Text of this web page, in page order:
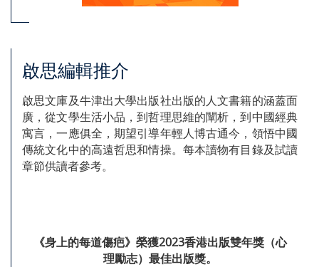
啟思編輯推介
啟思文庫及牛津出大學出版社出版的人文書籍的涵蓋面
廣，從文學生活小品，到哲理思維的闡析，到中國經典
寓言，一應俱全，期望引導年輕人博古通今，領悟中國
傳統文化中的高遠哲思和情操。每本讀物有目錄及試讀
章節供讀者參考。
《身上的每道傷疤》榮獲2023香港出版雙年獎（心
理勵志）最佳出版獎。